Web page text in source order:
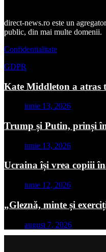
direct-news.ro este un
public, din mai multe domenii.
Confidentialitate
GDPR
Kate Middleton a atras
iunie 13, 2026
Trump și Putin, prinși
iunie 13, 2026
Ucraina își vrea copiii
iunie 12, 2026
„Gleznă, minte și
august 7, 2026